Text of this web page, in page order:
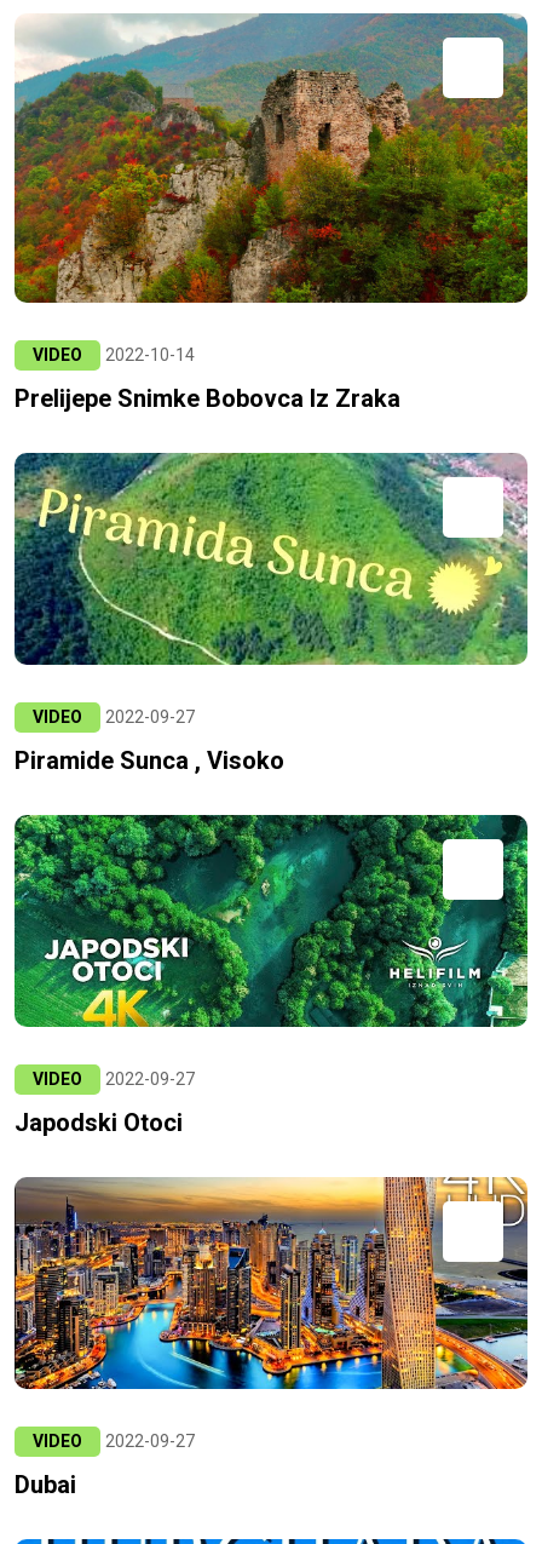
VIDEO 2022-10-14
Prelijepe Snimke Bobovca Iz Zraka
VIDEO 2022-09-27
Piramide Sunca , Visoko
VIDEO 2022-09-27
Japodski Otoci
VIDEO 2022-09-27
Dubai